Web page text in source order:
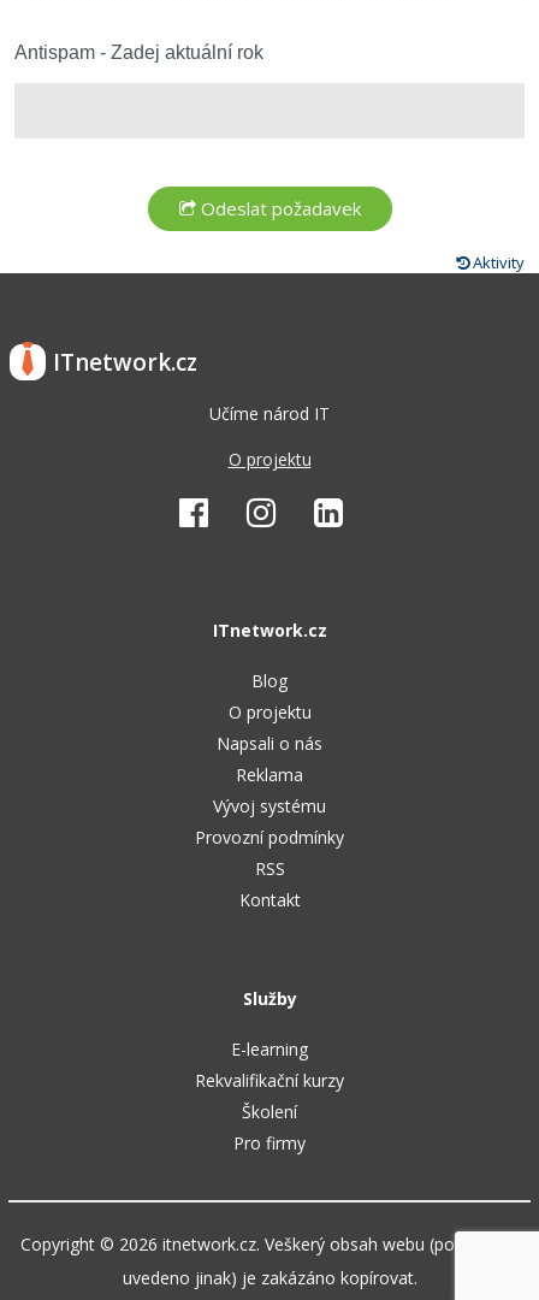
Antispam - Zadej aktuální rok
Aktivity
ITnetwork.cz
Učíme národ IT
O projektu
ITnetwork.cz
Blog
O projektu
Napsali o nás
Reklama
Vývoj systému
Provozní podmínky
RSS
Kontakt
Služby
E-learning
Rekvalifikační kurzy
Školení
Pro firmy
Copyright © 2026 itnetwork.cz. Veškerý obsah webu (pokud není
uvedeno jinak) je zakázáno kopírovat.